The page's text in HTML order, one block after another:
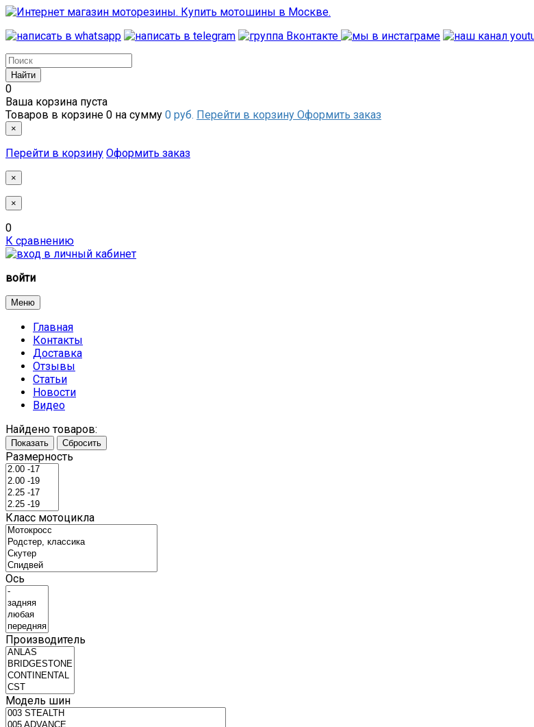
0
Ваша корзина пуста
Товаров в корзине 0 на сумму 0 руб. Перейти в корзину Оформить заказ
×
Перейти в корзину Оформить заказ
×
×
0
К сравнению
войти
Меню
Главная
Контакты
Доставка
Отзывы
Статьи
Новости
Видео
Найдено товаров:
Показать Сбросить
Размерность
Класс мотоцикла
Ось
Производитель
Модель шин